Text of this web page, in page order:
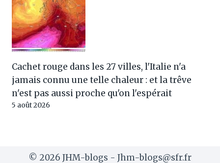
Cachet rouge dans les 27 villes, l'Italie n'a
jamais connu une telle chaleur : et la trêve
n'est pas aussi proche qu'on l'espérait
5 août 2026
© 2026 JHM-blogs - Jhm-blogs@sfr.fr